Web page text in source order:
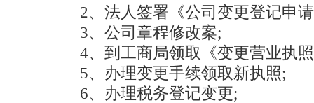
2、法人签署《公司变更登记
3、公司章程修改案;
4、到工商局领取《变更营业
5、办理变更手续领取新执
6、办理税务登记变更;